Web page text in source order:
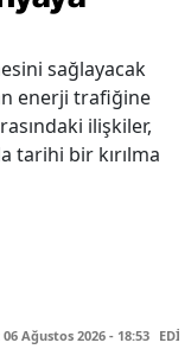
sağlayacak
enerji trafiğine
ilişkiler,
tarihi bir kırılma
06 Ağustos 2026 - 18:53